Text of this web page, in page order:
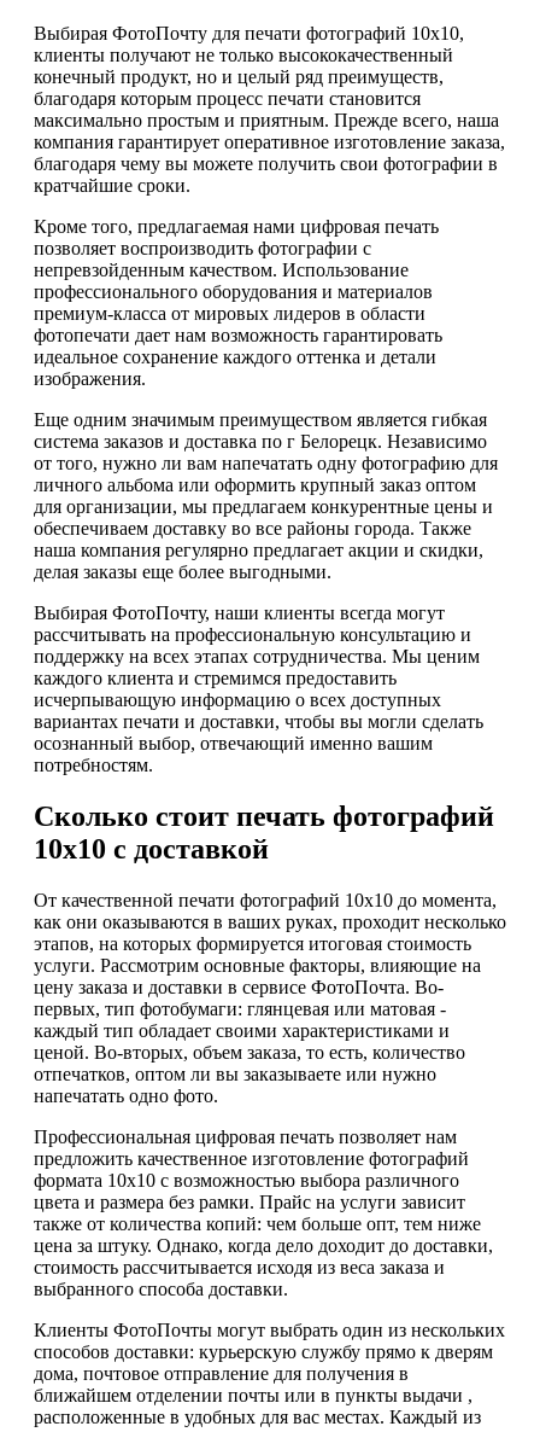
Выбирая ФотоПочту для печати фотографий 10х10,
клиенты получают не только высококачественный
конечный продукт, но и целый ряд преимуществ,
благодаря которым процесс печати становится
максимально простым и приятным. Прежде всего, наша
компания гарантирует оперативное изготовление заказа,
благодаря чему вы можете получить свои фотографии в
кратчайшие сроки.
Кроме того, предлагаемая нами цифровая печать
позволяет воспроизводить фотографии с
непревзойденным качеством. Использование
профессионального оборудования и материалов
премиум-класса от мировых лидеров в области
фотопечати дает нам возможность гарантировать
идеальное сохранение каждого оттенка и детали
изображения.
Еще одним значимым преимуществом является гибкая
система заказов и доставка по г Белорецк. Независимо
от того, нужно ли вам напечатать одну фотографию для
личного альбома или оформить крупный заказ оптом
для организации, мы предлагаем конкурентные цены и
обеспечиваем доставку во все районы города. Также
наша компания регулярно предлагает акции и скидки,
делая заказы еще более выгодными.
Выбирая ФотоПочту, наши клиенты всегда могут
рассчитывать на профессиональную консультацию и
поддержку на всех этапах сотрудничества. Мы ценим
каждого клиента и стремимся предоставить
исчерпывающую информацию о всех доступных
вариантах печати и доставки, чтобы вы могли сделать
осознанный выбор, отвечающий именно вашим
потребностям.
Сколько стоит печать фотографий
10х10 с доставкой
От качественной печати фотографий 10х10 до момента,
как они оказываются в ваших руках, проходит несколько
этапов, на которых формируется итоговая стоимость
услуги. Рассмотрим основные факторы, влияющие на
цену заказа и доставки в сервисе ФотоПочта. Во-
первых, тип фотобумаги: глянцевая или матовая -
каждый тип обладает своими характеристиками и
ценой. Во-вторых, объем заказа, то есть, количество
отпечатков, оптом ли вы заказываете или нужно
напечатать одно фото.
Профессиональная цифровая печать позволяет нам
предложить качественное изготовление фотографий
формата 10х10 с возможностью выбора различного
цвета и размера без рамки. Прайс на услуги зависит
также от количества копий: чем больше опт, тем ниже
цена за штуку. Однако, когда дело доходит до доставки,
стоимость рассчитывается исходя из веса заказа и
выбранного способа доставки.
Клиенты ФотоПочты могут выбрать один из нескольких
способов доставки: курьерскую службу прямо к дверям
дома, почтовое отправление для получения в
ближайшем отделении почты или в пункты выдачи ,
расположенные в удобных для вас местах. Каждый из